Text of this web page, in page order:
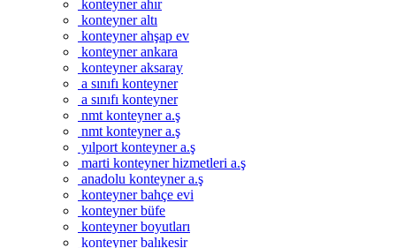
konteyner ahır
konteyner altı
konteyner ahşap ev
konteyner ankara
konteyner aksaray
a sınıfı konteyner
a sınıfı konteyner
nmt konteyner a.ş
nmt konteyner a.ş
yılport konteyner a.ş
marti konteyner hizmetleri a.ş
anadolu konteyner a.ş
konteyner bahçe evi
konteyner büfe
konteyner boyutları
konteyner balıkesir